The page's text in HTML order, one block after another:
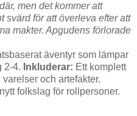
men det kommer att
svärd för att överleva efter att
makter. Apgudens förlorade
äventyr som lämpar
2-4. Inkluderar: Ett komplett
och artefakter.
folkslag för rollpersoner.